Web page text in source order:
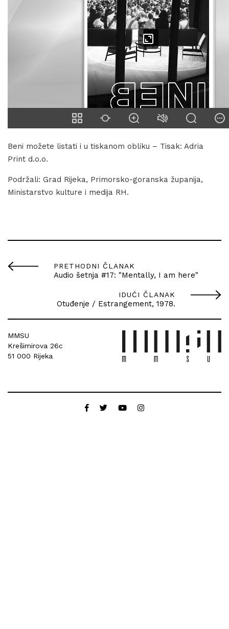
Beni možete listati i u tiskanom obliku – Tisak: Adria
Print d.o.o.
Podržali: Grad Rijeka, Primorsko-goranska županija,
Ministarstvo kulture i medija RH.
PRETHODNI ČLANAK
Audio šetnja #17: "Mentally, I am here"
IDUĆI ČLANAK
Otuđenje / Estrangement, 1978.
MMSU
Krešimirova 26c
51 000 Rijeka